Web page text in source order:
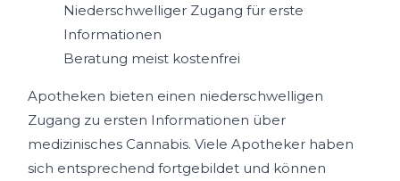
Niederschwelliger Zugang für erste
Informationen
Beratung meist kostenfrei
Apotheken bieten einen niederschwelligen
Zugang zu ersten Informationen über
medizinisches Cannabis. Viele Apotheker haben
sich entsprechend fortgebildet und können